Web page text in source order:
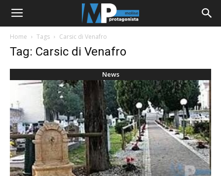
Home Tags Carsic di Venafro
Tag: Carsic di Venafro
News